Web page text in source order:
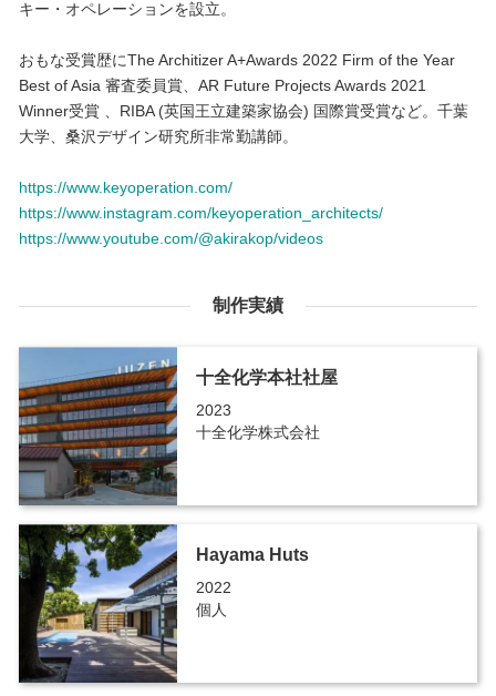
キー・オペレーションを設立。
おもな受賞歴にThe Architizer A+Awards 2022 Firm of the Year
Best of Asia 審査委員賞、AR Future Projects Awards 2021
Winner受賞 、RIBA (英国王立建築家協会) 国際賞受賞など。千葉
大学、桑沢デザイン研究所非常勤講師。
https://www.keyoperation.com/
https://www.instagram.com/keyoperation_architects/
https://www.youtube.com/@akirakop/videos
制作実績
十全化学本社社屋
2023
十全化学株式会社
Hayama Huts
2022
個人